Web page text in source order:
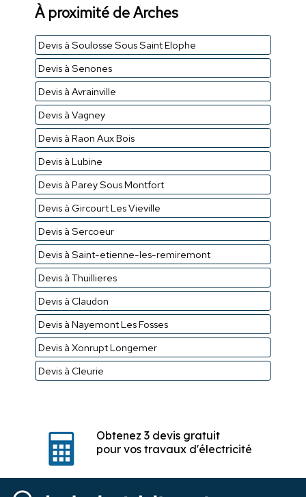
À proximité de Arches
Devis à Soulosse Sous Saint Elophe
Devis à Senones
Devis à Avrainville
Devis à Vagney
Devis à Raon Aux Bois
Devis à Lubine
Devis à Parey Sous Montfort
Devis à Gircourt Les Vieville
Devis à Sercoeur
Devis à Saint-etienne-les-remiremont
Devis à Thuillieres
Devis à Claudon
Devis à Nayemont Les Fosses
Devis à Xonrupt Longemer
Devis à Cleurie
Obtenez 3 devis gratuit
pour vos travaux d'électricité